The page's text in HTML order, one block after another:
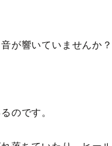
が響いていませんか？
のです。